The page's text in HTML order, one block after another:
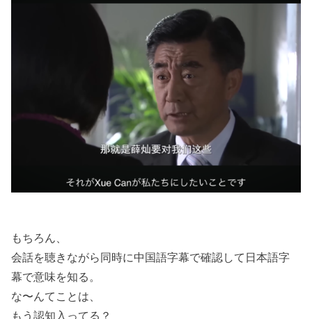
もちろん、
会話を聴きながら同時に中国語字幕で確認して日本語字
幕で意味を知る。
な〜んてことは、
もう認知入ってる？